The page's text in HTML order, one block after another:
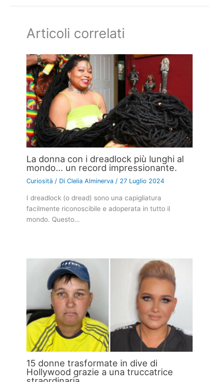
Articoli correlati
La donna con i dreadlock più lunghi al
mondo… un record impressionante.
Curiosità / DiClelia Alminerva / 27 Luglio 2024
I dreadlock (o dread) sono una capigliatura
facilmente riconoscibile e adoperata in tutto il
mondo. Questo…
15 donne trasformate in dive di
Hollywood grazie a una truccatrice